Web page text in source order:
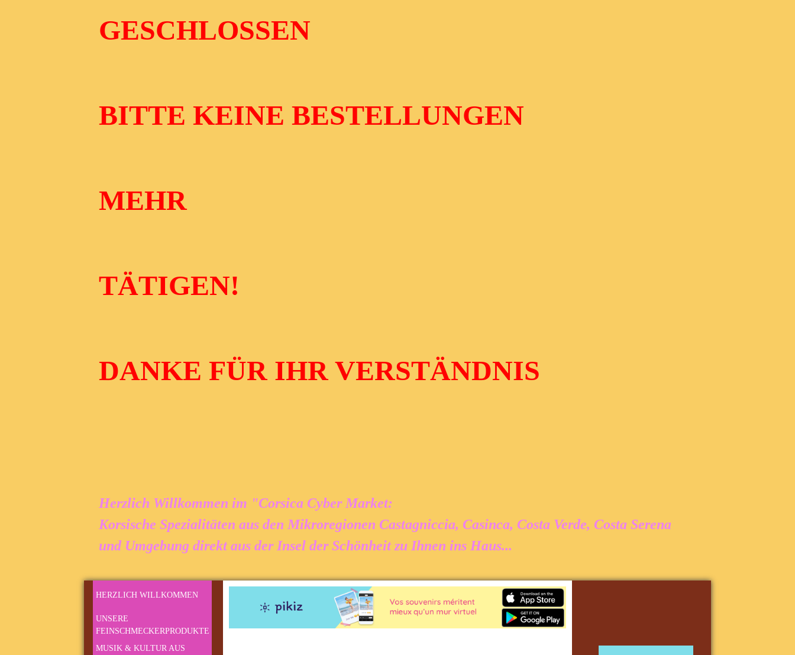
GESCHLOSSEN
BITTE KEINE BESTELLUNGEN
MEHR
TÄTIGEN!
DANKE FÜR IHR VERSTÄNDNIS
Herzlich Willkommen im "Corsica Cyber Market:
Korsische Spezialitäten aus den Mikroregionen Castagniccia, Casinca, Costa Verde, Costa Serena
und Umgebung direkt aus der Insel der Schönheit zu Ihnen ins Haus...
HERZLICH WILLKOMMEN
UNSERE
FEINSCHMECKERPRODUKTE
MUSIK & KULTUR AUS